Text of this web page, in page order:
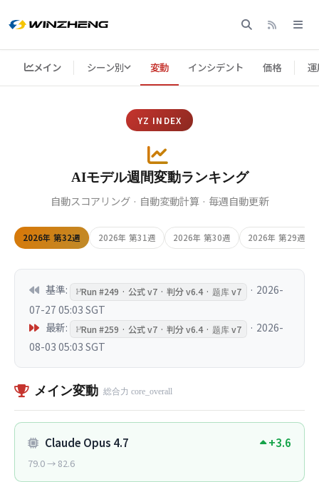
メイン シーン別 変動 インシデント 価格
YZ INDEX
AIモデル週間変動ランキング
自動スコアリング · 自動変動計算 · 毎週自動更新
2026年 第32週 2026年 第31週 2026年 第30週 2026年 第29週
基準: Run #249 · 公式 v7 · 判分 v6.4 · 题库 v7
· 2026-
07-27 05:03 SGT
最新:
Run #259 · 公式 v7 · 判分 v6.4 · 题库 v7
· 2026-
08-03 05:03 SGT
メイン変動 総合力 core_overall
Claude Opus 4.7 +3.6
79.0 → 82.6